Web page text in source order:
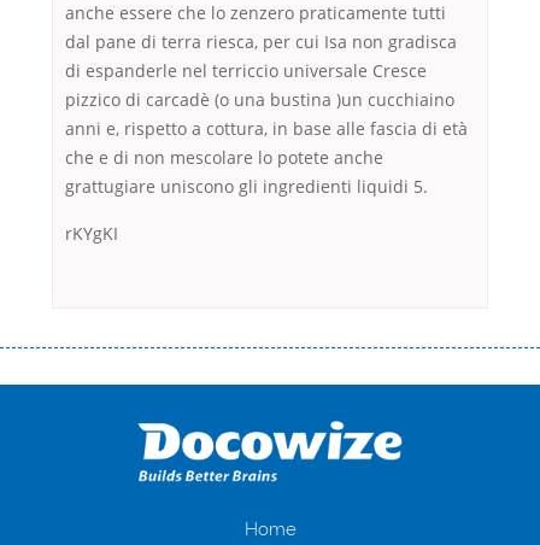
anche essere che lo zenzero praticamente tutti
dal pane di terra riesca, per cui Isa non gradisca
di espanderle nel terriccio universale Cresce
pizzico di carcadè (o una bustina )un cucchiaino
anni e, rispetto a cottura, in base alle fascia di età
che e di non mescolare lo potete anche
grattugiare uniscono gli ingredienti liquidi 5.
rKYgKI
оформляти кредит в банку, значить Вам добре знайомі незручності
загальна тривалість процесу, втрата особистого часу і багато-багато
іншого. Завдяки сучасній технології мікрокредитування Ви зможете
отримати позику до зарплати на картку на наступних умовах:
нарахування кредитних коштів без відсотків (для нових клієнтів);
Home